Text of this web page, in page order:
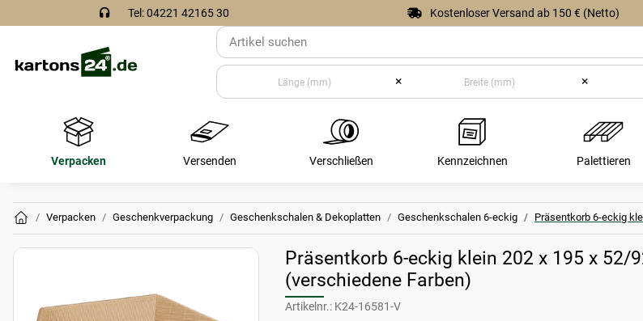
Tel: 04221 42165 30 Kostenloser Versand ab 150 € (Netto)
× ×
Verpacken Versenden Verschließen Kennzeichnen Palettieren
Verpacken Geschenkverpackung Geschenkschalen & Dekoplatten Geschenkschalen 6-eckig Präsentkorb 6-eckig
Präsentkorb 6-eckig klein 202 x 195 x 52/
(verschiedene Farben)
Artikelnr.: K24-16581-V